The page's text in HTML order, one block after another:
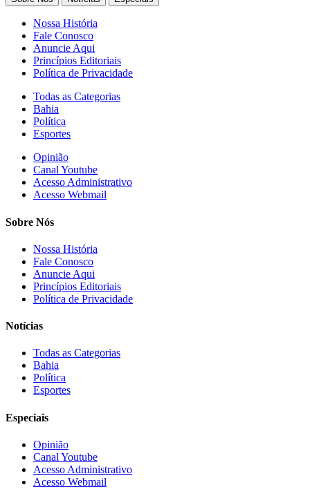
Nossa História
Fale Conosco
Anuncie Aqui
Princípios Editoriais
Política de Privacidade
Todas as Categorias
Bahia
Política
Esportes
Opinião
Canal Youtube
Acesso Administrativo
Acesso Webmail
Sobre Nós
Nossa História
Fale Conosco
Anuncie Aqui
Princípios Editoriais
Política de Privacidade
Notícias
Todas as Categorias
Bahia
Política
Esportes
Especiais
Opinião
Canal Youtube
Acesso Administrativo
Acesso Webmail